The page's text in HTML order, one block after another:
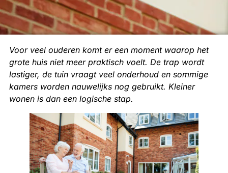
Voor veel ouderen komt er een moment waarop het
grote huis niet meer praktisch voelt. De trap wordt
lastiger, de tuin vraagt veel onderhoud en sommige
kamers worden nauwelijks nog gebruikt. Kleiner
wonen is dan een logische stap.